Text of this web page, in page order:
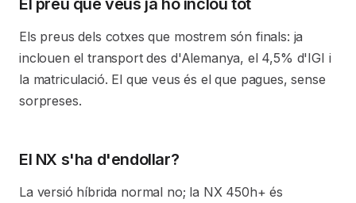
El preu que veus ja ho inclou tot
Els preus dels cotxes que mostrem són finals: ja
inclouen el transport des d'Alemanya, el 4,5% d'IGI i
la matriculació. El que veus és el que pagues, sense
sorpreses.
El NX s'ha d'endollar?
La versió híbrida normal no; la NX 450h+ és